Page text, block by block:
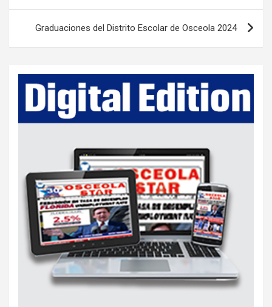
t
a
Graduaciones del Distrito Escolar de Osceola 2024